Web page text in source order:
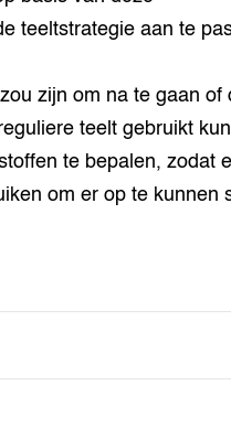
teeltstrategie aan te
zijn om na te gaan of
teelt gebruikt
te bepalen, zodat
om er op te kunnen